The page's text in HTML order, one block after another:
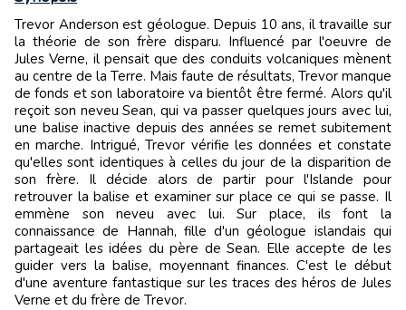
Trevor Anderson est géologue. Depuis 10 ans, il travaille sur
la théorie de son frère disparu. Influencé par l'oeuvre de
Jules Verne, il pensait que des conduits volcaniques mènent
au centre de la Terre. Mais faute de résultats, Trevor manque
de fonds et son laboratoire va bientôt être fermé. Alors qu'il
reçoit son neveu Sean, qui va passer quelques jours avec lui,
une balise inactive depuis des années se remet subitement
en marche. Intrigué, Trevor vérifie les données et constate
qu'elles sont identiques à celles du jour de la disparition de
son frère. Il décide alors de partir pour l'Islande pour
retrouver la balise et examiner sur place ce qui se passe. Il
emmène son neveu avec lui. Sur place, ils font la
connaissance de Hannah, fille d'un géologue islandais qui
partageait les idées du père de Sean. Elle accepte de les
guider vers la balise, moyennant finances. C'est le début
d'une aventure fantastique sur les traces des héros de Jules
Verne et du frère de Trevor.